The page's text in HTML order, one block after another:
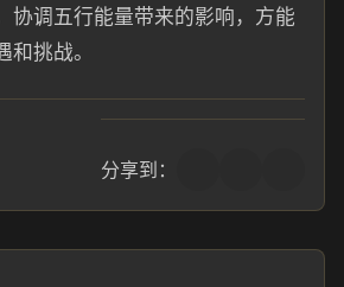
协调五行能量带来的影响，方能
和挑战。
分享到：